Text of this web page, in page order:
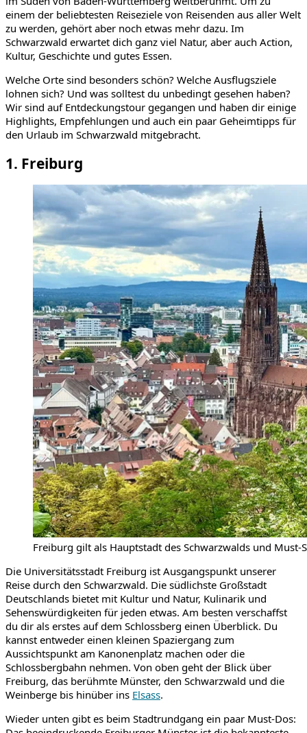
einem der beliebtesten Reiseziele von Reisenden aus aller Welt
zu werden, gehört aber noch etwas mehr dazu. Im
Schwarzwald erwartet dich ganz viel Natur, aber auch Action,
Kultur, Geschichte und gutes Essen.
Welche Orte sind besonders schön? Welche Ausflugsziele
lohnen sich? Und was solltest du unbedingt gesehen haben?
Wir sind auf Entdeckungstour gegangen und haben dir einige
Highlights, Empfehlungen und auch ein paar Geheimtipps für
den Urlaub im Schwarzwald mitgebracht.
1. Freiburg
Freiburg gilt als Hauptstadt des Schwarzwalds und Must-
Die Universitätsstadt Freiburg ist Ausgangspunkt unserer
Reise durch den Schwarzwald. Die südlichste Großstadt
Deutschlands bietet mit Kultur und Natur, Kulinarik und
Sehenswürdigkeiten für jeden etwas. Am besten verschaffst
du dir als erstes auf dem Schlossberg einen Überblick. Du
kannst entweder einen kleinen Spaziergang zum
Aussichtspunkt am Kanonenplatz machen oder die
Schlossbergbahn nehmen. Von oben geht der Blick über
Freiburg, das berühmte Münster, den Schwarzwald und die
Weinberge bis hinüber ins Elsass.
Wieder unten gibt es beim Stadtrundgang ein paar Must-Dos: